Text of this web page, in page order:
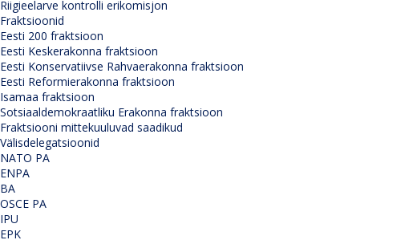
Riigieelarve kontrolli erikomisjon
Fraktsioonid
Eesti 200 fraktsioon
Eesti Keskerakonna fraktsioon
Eesti Konservatiivse Rahvaerakonna fraktsioon
Eesti Reformierakonna fraktsioon
Isamaa fraktsioon
Sotsiaaldemokraatliku Erakonna fraktsioon
Fraktsiooni mittekuuluvad saadikud
Välisdelegatsioonid
NATO PA
ENPA
BA
OSCE PA
IPU
EPK